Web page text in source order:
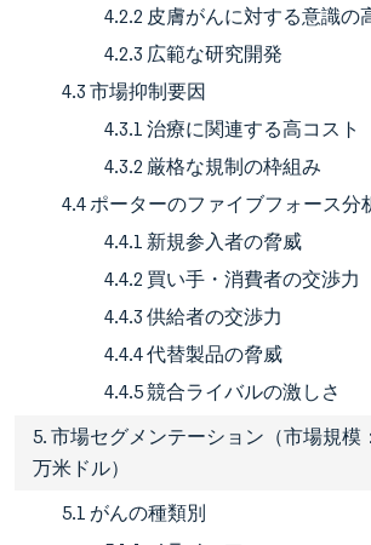
4.2.2 皮膚がんに対する意識の
4.2.3 広範な研究開発
4.3 市場抑制要因
4.3.1 治療に関連する高コスト
4.3.2 厳格な規制の枠組み
4.4 ポーターのファイブフォース分
4.4.1 新規参入者の脅威
4.4.2 買い手・消費者の交渉力
4.4.3 供給者の交渉力
4.4.4 代替製品の脅威
4.4.5 競合ライバルの激しさ
5. 市場セグメンテーション（市場規模
万米ドル）
5.1 がんの種類別